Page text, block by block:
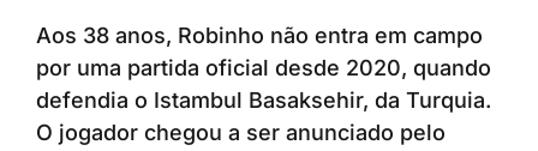
Aos 38 anos, Robinho não entra em campo
por uma partida oficial desde 2020, quando
defendia o Istambul Basaksehir, da Turquia.
O jogador chegou a ser anunciado pelo